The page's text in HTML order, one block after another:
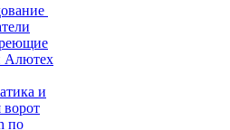
Алютех
и
ворот
по